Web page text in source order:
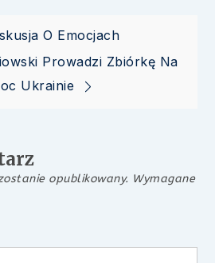
O Emocjach
Prowadzi Zbiórkę Na
Ukrainie
opublikowany. Wymagane